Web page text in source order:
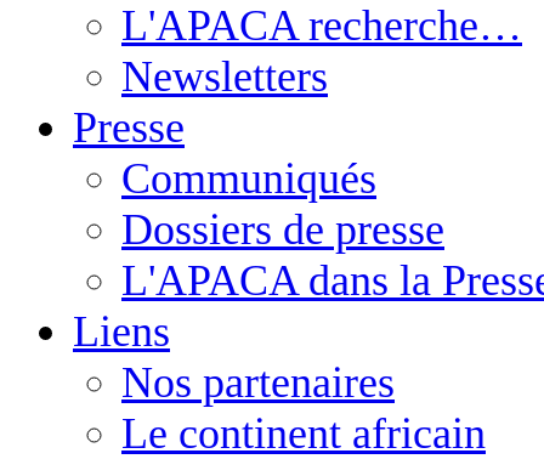
L'APACA recherche…
Newsletters
Presse
Communiqués
Dossiers de presse
L'APACA dans la
Liens
Nos partenaires
Le continent africain